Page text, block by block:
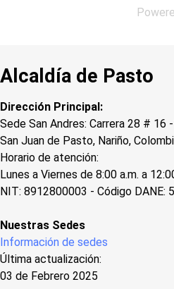
Alcaldía de Pasto
Dirección Principal:
Sede San Andres: Carrera 28 # 16
San Juan de Pasto, Nariño,
Horario de atención:
Lunes a Viernes de 8:00 a.m. a
NIT: 8912800003 - Código DANE:
Nuestras Sedes
Información de sedes
Última actualización:
03 de Febrero 2025